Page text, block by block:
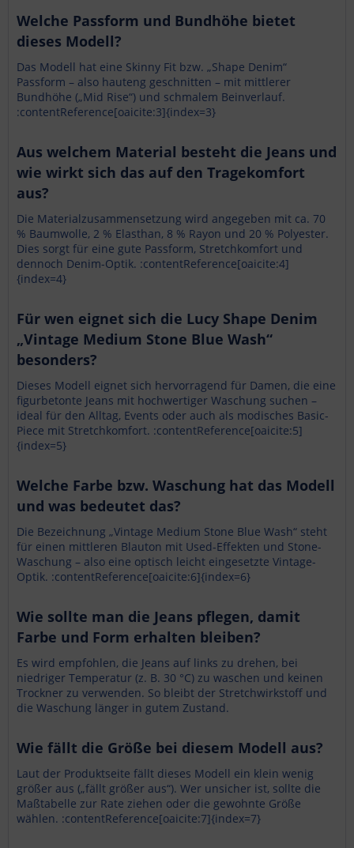
Welche Passform und Bundhöhe bietet
dieses Modell?
Das Modell hat eine Skinny Fit bzw. „Shape Denim“
Passform – also hauteng geschnitten – mit mittlerer
Bundhöhe („Mid Rise“) und schmalem Beinverlauf.
:contentReference[oaicite:3]{index=3}
Aus welchem Material besteht die Jeans und
wie wirkt sich das auf den Tragekomfort
aus?
Die Materialzusammensetzung wird angegeben mit ca. 70
% Baumwolle, 2 % Elasthan, 8 % Rayon und 20 % Polyester.
Dies sorgt für eine gute Passform, Stretchkomfort und
dennoch Denim-Optik. :contentReference[oaicite:4]
{index=4}
Für wen eignet sich die Lucy Shape Denim
„Vintage Medium Stone Blue Wash“
besonders?
Dieses Modell eignet sich hervorragend für Damen, die eine
figurbetonte Jeans mit hochwertiger Waschung suchen –
ideal für den Alltag, Events oder auch als modisches Basic-
Piece mit Stretchkomfort. :contentReference[oaicite:5]
{index=5}
Welche Farbe bzw. Waschung hat das Modell
und was bedeutet das?
Die Bezeichnung „Vintage Medium Stone Blue Wash“ steht
für einen mittleren Blauton mit Used-Effekten und Stone-
Waschung – also eine optisch leicht eingesetzte Vintage-
Optik. :contentReference[oaicite:6]{index=6}
Wie sollte man die Jeans pflegen, damit
Farbe und Form erhalten bleiben?
Es wird empfohlen, die Jeans auf links zu drehen, bei
niedriger Temperatur (z. B. 30 °C) zu waschen und keinen
Trockner zu verwenden. So bleibt der Stretchwirkstoff und
die Waschung länger in gutem Zustand.
Wie fällt die Größe bei diesem Modell aus?
Laut der Produktseite fällt dieses Modell ein klein wenig
größer aus („fällt größer aus“). Wer unsicher ist, sollte die
Maßtabelle zur Rate ziehen oder die gewohnte Größe
wählen. :contentReference[oaicite:7]{index=7}